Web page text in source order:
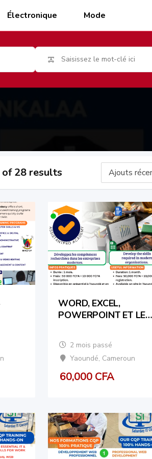
Électronique Mode
28 results
WORD, EXCEL,
POWERPOINT ET LES
SONT DEVENUS
INDISPENSABLES |
WORD, EXCEL,
POWERPOINT AND
DIGITAL TOOLS ARE
2 mois passé
Yaoundé, Cameroun
60,000 CFA